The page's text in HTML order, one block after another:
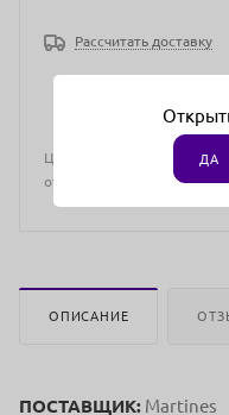
Рассчитать доставку
Цена действительна
отличаться от цен в
ОПИСАНИЕ
ПОСТАВЩИК: Martines
ДА